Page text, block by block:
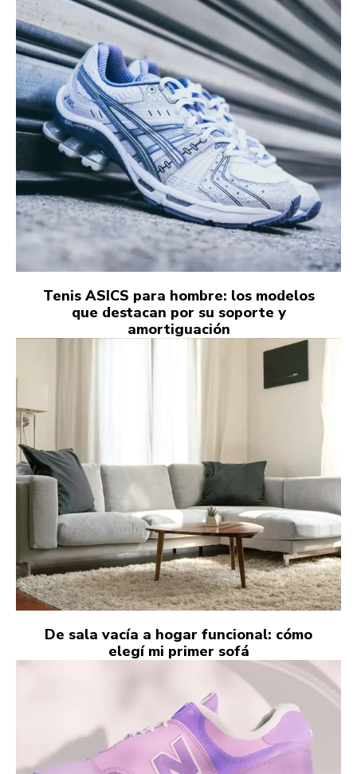
Tenis ASICS para hombre: los modelos
que destacan por su soporte y
amortiguación
De sala vacía a hogar funcional: cómo
elegí mi primer sofá